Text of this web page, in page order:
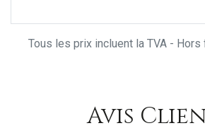
Tous les prix incluent la TVA -
Avis